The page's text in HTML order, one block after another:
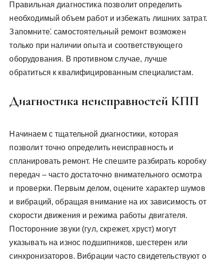
Правильная диагностика позволит определить
необходимый объем работ и избежать лишних затрат.
Запомните⁚ самостоятельный ремонт возможен
только при наличии опыта и соответствующего
оборудования. В противном случае, лучше
обратиться к квалифицированным специалистам.
Диагностика неисправностей КПП
Начинаем с тщательной диагностики, которая
позволит точно определить неисправность и
спланировать ремонт. Не спешите разбирать коробку
передач – часто достаточно внимательного осмотра
и проверки. Первым делом, оцените характер шумов
и вибраций, обращая внимание на их зависимость от
скорости движения и режима работы двигателя.
Посторонние звуки (гул, скрежет, хруст) могут
указывать на износ подшипников, шестерен или
синхронизаторов. Вибрации часто свидетельствуют о